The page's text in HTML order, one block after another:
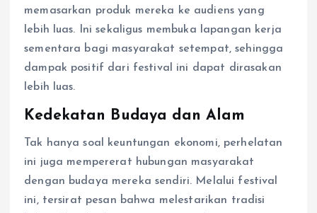
memasarkan produk mereka ke audiens yang
lebih luas. Ini sekaligus membuka lapangan kerja
sementara bagi masyarakat setempat, sehingga
dampak positif dari festival ini dapat dirasakan
lebih luas.
Kedekatan Budaya dan Alam
Tak hanya soal keuntungan ekonomi, perhelatan
ini juga mempererat hubungan masyarakat
dengan budaya mereka sendiri. Melalui festival
ini, tersirat pesan bahwa melestarikan tradisi